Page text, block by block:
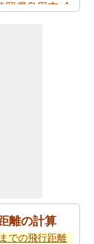
岡県島田市 金
ンナーをお試
離の計算
での飛行距離